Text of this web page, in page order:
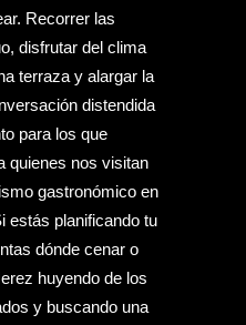
Recorrer las
disfrutar del clima
terraza y alargar la
distendida
para los que
quienes nos visitan
gastronómico en
estás planificando tu
dónde cenar o
huyendo de los
y buscando una